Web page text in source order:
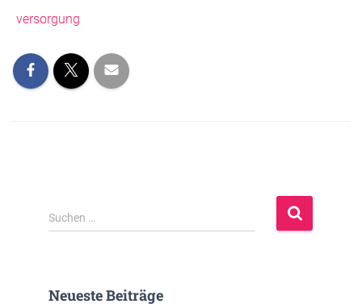
versorgung
S
u
n
Suchen …
Neueste Beiträge